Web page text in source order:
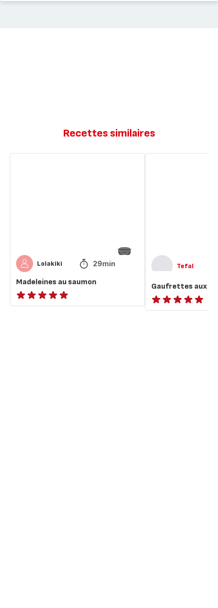
Recettes similaires
Lolakiki 29min
Madeleines au saumon
ratings.NaN
Tefal
Gaufrettes aux
ratings.NaN